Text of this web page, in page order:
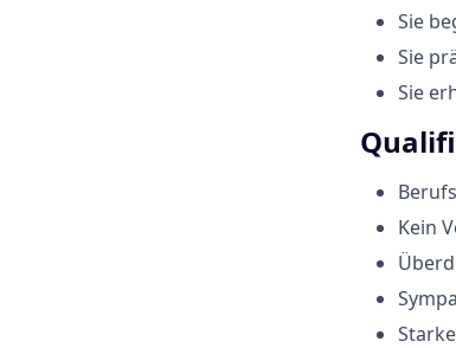
Sie
Sie
Sie
Kein